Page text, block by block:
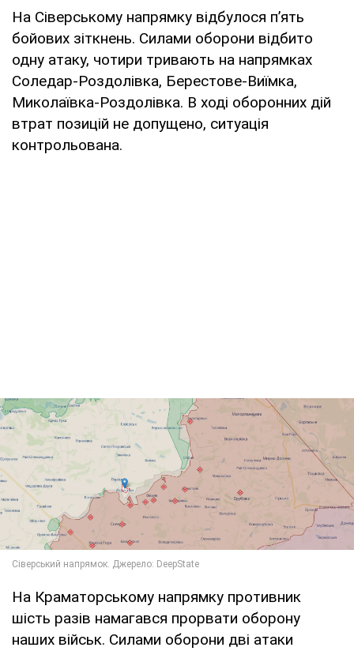
На Сіверському напрямку відбулося пʼять
бойових зіткнень. Силами оборони відбито
одну атаку, чотири тривають на напрямках
Соледар-Роздолівка, Берестове-Виїмка,
Миколаївка-Роздолівка. В ході оборонних дій
втрат позицій не допущено, ситуація
контрольована.
На Краматорському напрямку противник
шість разів намагався прорвати оборону
наших військ. Силами оборони дві атаки